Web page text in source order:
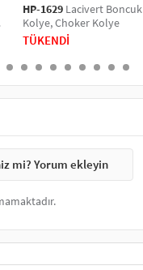
HP-1629 Lacivert Boncuk
Kolye, Choker Kolye
TÜKENDİ
mi? Yorum ekleyin